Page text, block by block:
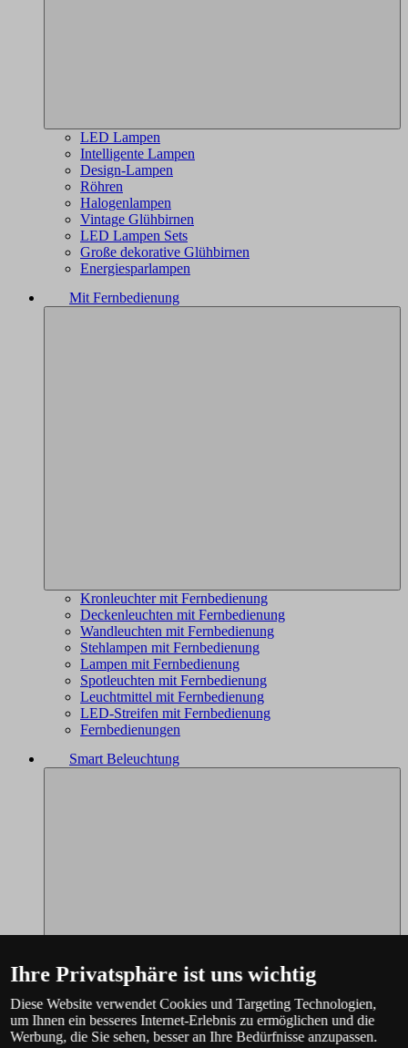
LED Lampen
Intelligente Lampen
Design-Lampen
Röhren
Halogenlampen
Vintage Glühbirnen
LED Lampen Sets
Große dekorative Glühbirnen
Energiesparlampen
Mit Fernbedienung
Kronleuchter mit Fernbedienung
Deckenleuchten mit Fernbedienung
Wandleuchten mit Fernbedienung
Stehlampen mit Fernbedienung
Lampen mit Fernbedienung
Spotleuchten mit Fernbedienung
Leuchtmittel mit Fernbedienung
LED-Streifen mit Fernbedienung
Fernbedienungen
Smart Beleuchtung
Ihre Privatsphäre ist uns wichtig
Diese Website verwendet Cookies und Targeting Technologien,
um Ihnen ein besseres Internet-Erlebnis zu ermöglichen und die
Werbung, die Sie sehen, besser an Ihre Bedürfnisse anzupassen.